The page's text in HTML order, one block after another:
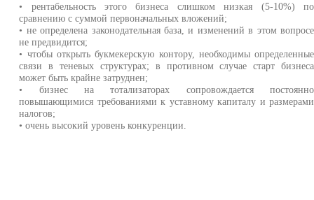
• рентабельность этого бизнеса слишком низкая (5-10%) по
сравнению с суммой первоначальных вложений;
• не определена законодательная база, и изменений в этом вопросе
не предвидится;
• чтобы открыть букмекерскую контору, необходимы определенные
связи в теневых структурах; в противном случае старт бизнеса
может быть крайне затруднен;
• бизнес на тотализаторах сопровождается постоянно
повышающимися требованиями к уставному капиталу и размерами
налогов;
• очень высокий уровень конкуренции.